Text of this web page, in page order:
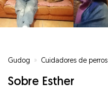
Gudog » Cuidadores de perros
Sobre Esther